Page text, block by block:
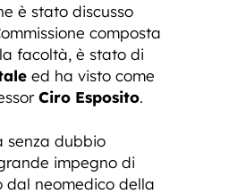
è stato discusso
composta
facoltà, è stato di
ed ha visto come
Ciro Esposito.
senza dubbio
impegno di
dal neomedico della